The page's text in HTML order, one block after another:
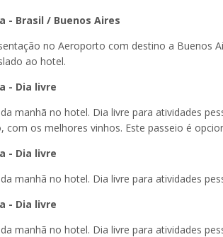
- Brasil / Buenos Aires
no Aeroporto com destino a Buenos
ao hotel.
- Dia livre
manhã no hotel. Dia livre para atividades
com os melhores vinhos. Este passeio é
- Dia livre
manhã no hotel. Dia livre para atividades
- Dia livre
manhã no hotel. Dia livre para atividades